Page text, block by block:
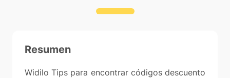
Resumen
Widilo Tips para encontrar códigos descuento